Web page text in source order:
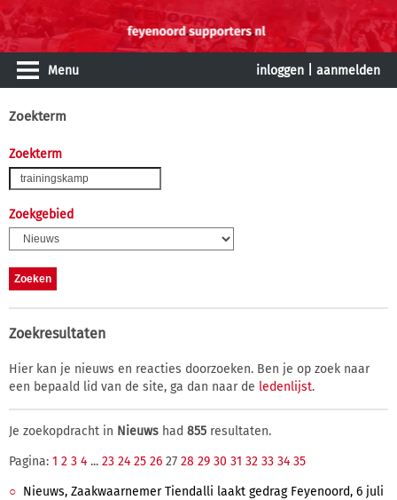
Menu inloggen aanmelden
Zoekterm
Zoekterm
Zoekgebied
Zoekresultaten
Hier kan je nieuws en reacties doorzoeken. Ben je op zoek naar
een bepaald lid van de site, ga dan naar de ledenlijst.
Je zoekopdracht in Nieuws had 855 resultaten.
Pagina: 1 2 3 4 ... 23 24 25 26 27 28 29 30 31 32 33 34 35
Nieuws, Zaakwaarnemer Tiendalli laakt gedrag Feyenoord, 6 juli